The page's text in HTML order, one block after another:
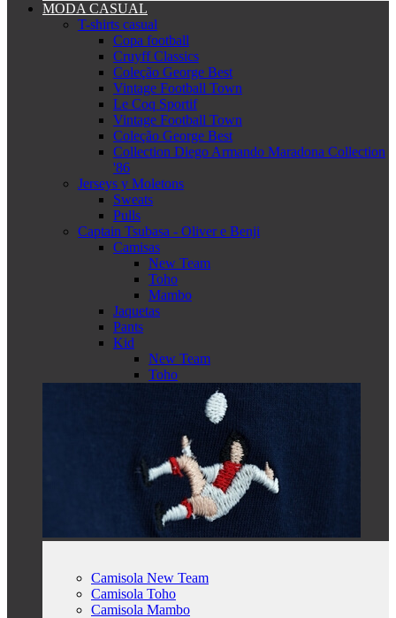
MODA CASUAL
T-shirts casual
Copa football
Cruyff Classics
Coleção George Best
Vintage Football Town
Le Coq Sportif
Vintage Football Town
Coleção George Best
Collection Diego Armando Maradona Collection
'86
Jerseys y Moletons
Sweats
Pulls
Captain Tsubasa - Oliver e Benji
Camisas
New Team
Toho
Mambo
Jaquetas
Pants
Kid
New Team
Toho
Camisola New Team
Camisola Toho
Camisola Mambo